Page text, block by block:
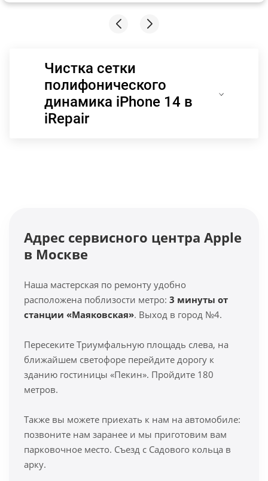
Чистка сетки
полифонического
динамика iPhone 14 в
iRepair
Адрес сервисного центра Apple
в Москве
Наша мастерская по ремонту удобно
расположена поблизости метро: 3 минуты от
станции «Маяковская». Выход в город №4.
Пересеките Триумфальную площадь слева, на
ближайшем светофоре перейдите дорогу к
зданию гостиницы «Пекин». Пройдите 180
метров.
Также вы можете приехать к нам на автомобиле:
позвоните нам заранее и мы приготовим вам
парковочное место. Съезд с Садового кольца в
арку.